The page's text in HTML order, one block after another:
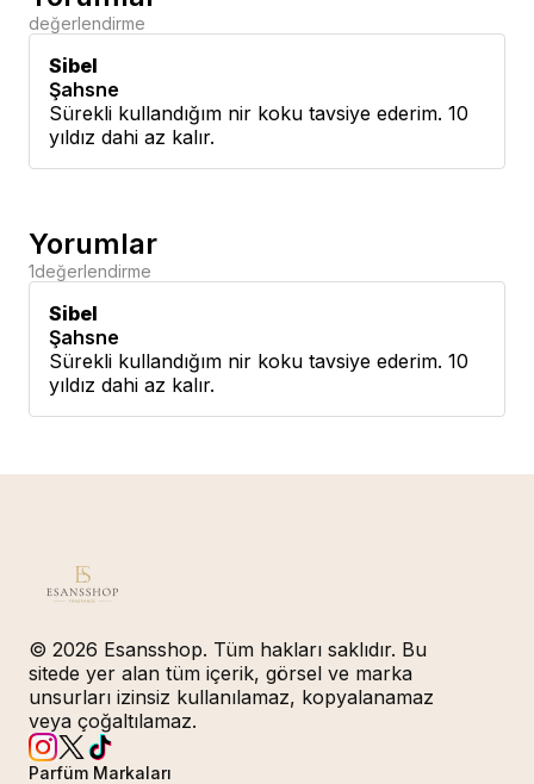
değerlendirme
Sibel
Şahsne
Sürekli kullandığım nir koku tavsiye ederim. 10
yıldız dahi az kalır.
Yorumlar
1değerlendirme
Sibel
Şahsne
Sürekli kullandığım nir koku tavsiye ederim. 10
yıldız dahi az kalır.
© 2026 Esansshop. Tüm hakları saklıdır. Bu
sitede yer alan tüm içerik, görsel ve marka
unsurları izinsiz kullanılamaz, kopyalanamaz
veya çoğaltılamaz.
Parfüm Markaları